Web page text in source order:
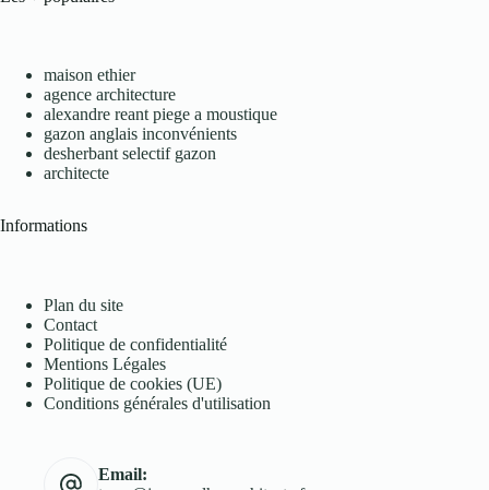
maison ethier
agence architecture
alexandre reant piege a moustique
gazon anglais inconvénients
desherbant selectif gazon
architecte
Informations
Plan du site
Contact
Politique de confidentialité
Mentions Légales
Politique de cookies (UE)
Conditions générales d'utilisation
Email: